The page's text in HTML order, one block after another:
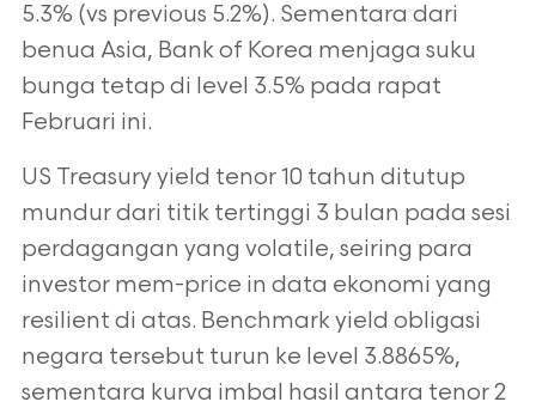
5.3% (vs previous 5.2%). Sementara dari
benua Asia, Bank of Korea menjaga suku
bunga tetap di level 3.5% pada rapat
Februari ini.
US Treasury yield tenor 10 tahun ditutup
mundur dari titik tertinggi 3 bulan pada sesi
perdagangan yang volatile, seiring para
investor mem-price in data ekonomi yang
resilient di atas. Benchmark yield obligasi
negara tersebut turun ke level 3.8865%,
sementara kurva imbal hasil antara tenor 2